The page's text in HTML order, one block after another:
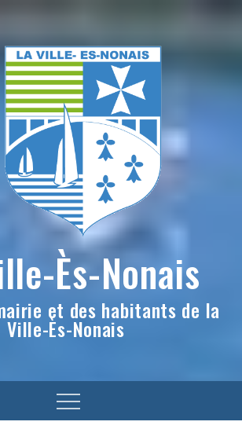
Ès-Nonais
et des habitants de la
Ville-Ès-Nonais
Menu